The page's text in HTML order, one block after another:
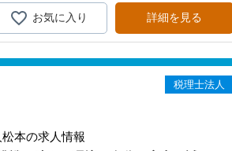
ませんか？
法人です】
企業の経営を幅広くサポートしています。
のお客様が毎年400件以上増加！
も精通しています。
ポート、補助金のサポートなどお手伝いできる
詳細を見る
お気に入り
税理士法人
本の求人情報